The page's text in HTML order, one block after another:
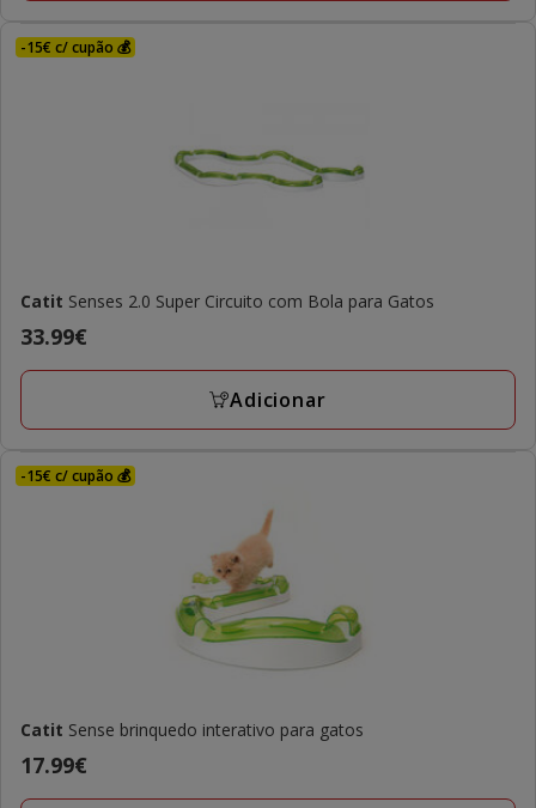
-15€ c/ cupão 💰
Catit Senses 2.0 Super Circuito com Bola para Gatos
Preço
33.99€
33.99€
Adicionar
-15€ c/ cupão 💰
Catit Sense brinquedo interativo para gatos
Preço
17.99€
17.99€